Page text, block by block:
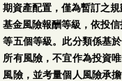
期資產配置，僅為暫訂之
基金風險報酬等級，依投
等五個等級。此分類係基
所有風險，不宜作為投資
風險，並考量個人風險承